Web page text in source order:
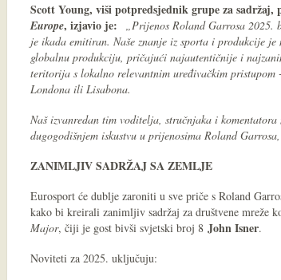
Scott Young, viši potpredsjednik grupe za
Europe, izjavio je:
„Prijenos Roland Garrosa
je ikada emitiran. Naše znanje iz sporta i produkcije
globalnu produkciju, pričajući najautentičnije i
teritorija s lokalno relevantnim uređivačkim pristupom
Londona ili Lisabona.
Naš izvanredan tim voditelja, stručnjaka i
dugogodišnjem iskustvu u prijenosima Roland
ZANIMLJIV SADRŽAJ SA ZEMLJE
Eurosport će dublje zaroniti u sve priče s Roland
kako bi kreirali zanimljiv sadržaj za društvene mreže
Major, čiji je gost bivši svjetski broj 8 John Isner.
Noviteti za 2025. uključuju: